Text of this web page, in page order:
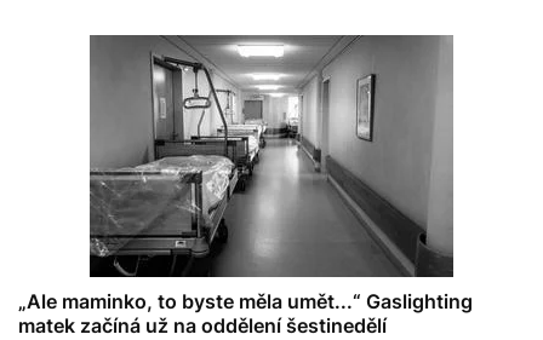
„Ale maminko, to byste měla umět...“ Gaslighting
matek začíná už na oddělení šestinedělí